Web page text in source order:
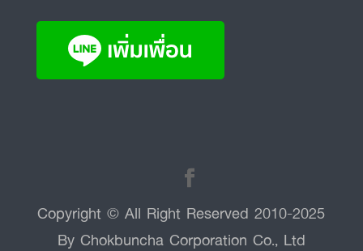
Copyright © All Right Reserved 2010-2025
By Chokbuncha Corporation Co., Ltd